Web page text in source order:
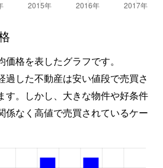
格を表したグラフです。
過した不動産は安い値段で売買さ
す。しかし、大きな物件や好条件
係なく高値で売買されているケー